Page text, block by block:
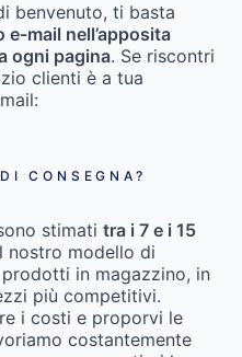
benvenuto, ti basta
mail nell’apposita
ogni pagina. Se riscontri
clienti è a tua
CONSEGNA?
stimati tra i 7 e i 15
nostro modello di
in magazzino, in
più competitivi.
i costi e proporvi le
costantemente